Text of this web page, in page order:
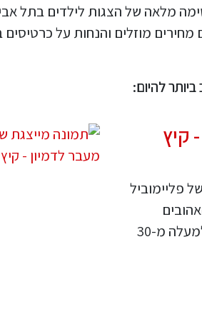
מלאה של הצגות לילדים בתל
מוזלים והנחות על כרטיסים
להיום:
קיץ
פליימוביל
מתעוררים לחיים בפארק חווייתי ענק, שיכלול למעלה מ-30